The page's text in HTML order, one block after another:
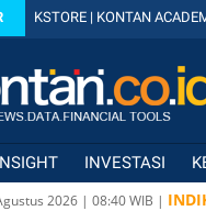
KSTORE | KONTAN
INVESTASI
2026 | 08:40WIB |